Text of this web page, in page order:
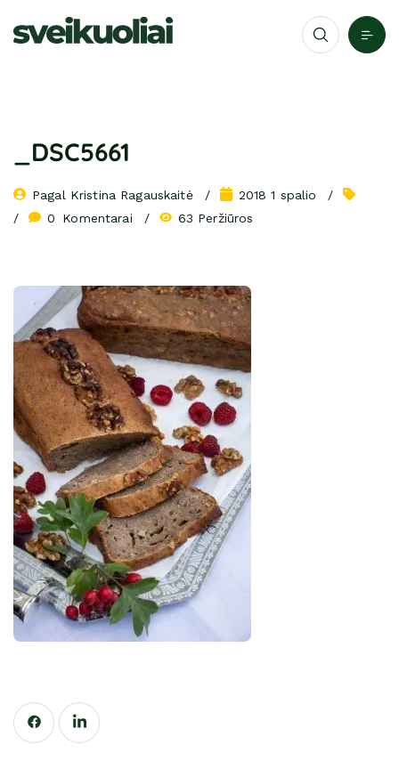
_DSC5661
Pagal Kristina Ragauskaitė
2018 1 spalio
0
Komentarai 63 Peržiūros